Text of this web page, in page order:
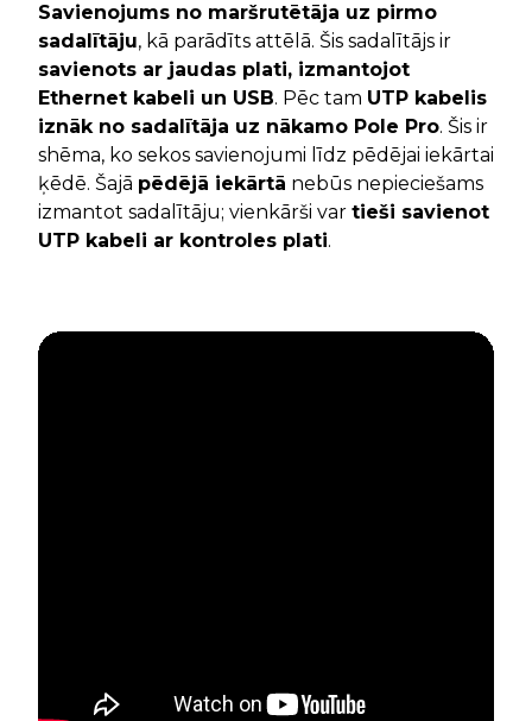
Savienojums no maršrutētāja uz pirmo
sadalītāju, kā parādīts attēlā. Šis sadalītājs ir
savienots ar jaudas plati, izmantojot
Ethernet kabeli un USB. Pēc tam UTP kabelis
iznāk no sadalītāja uz nākamo Pole Pro. Šis ir
shēma, ko sekos savienojumi līdz pēdējai iekārtai
ķēdē. Šajā pēdējā iekārtā nebūs nepieciešams
izmantot sadalītāju; vienkārši var tieši savienot
UTP kabeli ar kontroles plati.